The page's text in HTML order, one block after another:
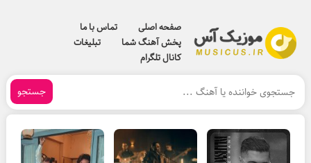
صفحه اصلی
تماس با ما
پخش آهنگ شما
تبلیغات
کانال تلگرام
جستجو